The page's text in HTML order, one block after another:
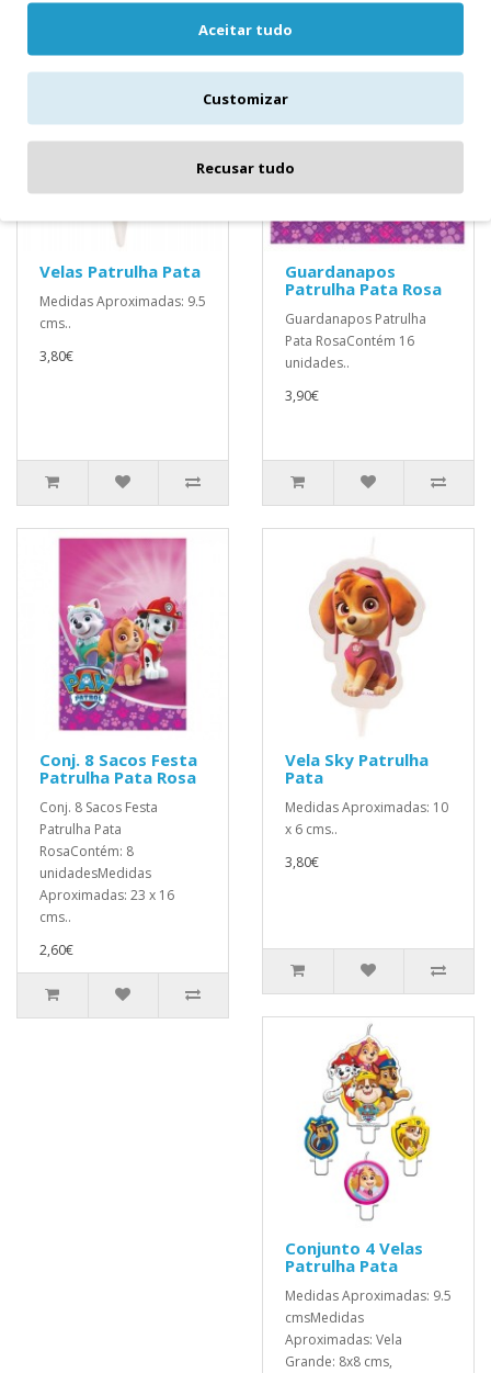
Velas Patrulha Pata
Medidas Aproximadas: 9.5
cms..
3,80€
Guardanapos
Patrulha Pata Rosa
Guardanapos Patrulha
Pata RosaContém 16
unidades..
3,90€
Conj. 8 Sacos Festa
Patrulha Pata Rosa
Conj. 8 Sacos Festa
Patrulha Pata
RosaContém: 8
unidadesMedidas
Aproximadas: 23 x 16
cms..
2,60€
Vela Sky Patrulha
Pata
Medidas Aproximadas: 10
x 6 cms..
3,80€
Conjunto 4 Velas
Patrulha Pata
Medidas Aproximadas: 9.5
cmsMedidas
Aproximadas: Vela
Grande: 8x8 cms,
Aceitar tudo
Customizar
Recusar tudo